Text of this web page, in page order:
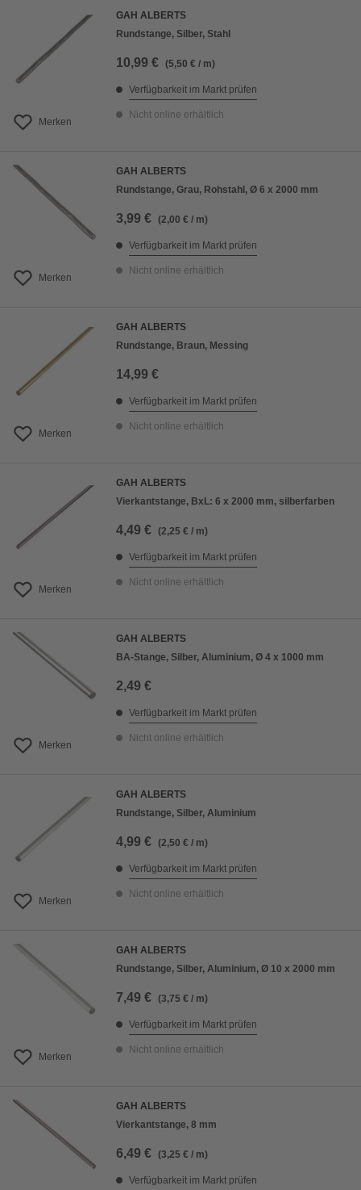
Merken
GAH ALBERTS
Rundstange, Silber, Stahl
10,99 € (5,50 € / m)
Verfügbarkeit im Markt prüfen
Nicht online erhältlich
Merken
GAH ALBERTS
Rundstange, Grau, Rohstahl, Ø 6 x 2000 mm
3,99 € (2,00 € / m)
Verfügbarkeit im Markt prüfen
Nicht online erhältlich
Merken
GAH ALBERTS
Rundstange, Braun, Messing
14,99 €
Verfügbarkeit im Markt prüfen
Nicht online erhältlich
Merken
GAH ALBERTS
Vierkantstange, BxL: 6 x 2000 mm, silberfarben
4,49 € (2,25 € / m)
Verfügbarkeit im Markt prüfen
Nicht online erhältlich
Merken
GAH ALBERTS
BA-Stange, Silber, Aluminium, Ø 4 x 1000 mm
2,49 €
Verfügbarkeit im Markt prüfen
Nicht online erhältlich
Merken
GAH ALBERTS
Rundstange, Silber, Aluminium
4,99 € (2,50 € / m)
Verfügbarkeit im Markt prüfen
Nicht online erhältlich
Merken
GAH ALBERTS
Rundstange, Silber, Aluminium, Ø 10 x 2000 mm
7,49 € (3,75 € / m)
Verfügbarkeit im Markt prüfen
Nicht online erhältlich
GAH ALBERTS
Vierkantstange, 8 mm
6,49 € (3,25 € / m)
Verfügbarkeit im Markt prüfen